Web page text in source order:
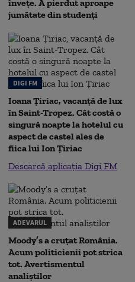
înveţe. A pierdut aproape
jumătate din studenţi
DIGI FM
Ioana Țiriac, vacanță de lux
în Saint-Tropez. Cât costă o
singură noapte la hotelul cu
aspect de castel ales de
fiica lui Ion Țiriac
Descarcă aplicația Digi FM
ADEVARUL
Moody’s a cruțat România.
Acum politicienii pot strica
tot. Avertismentul
analiștilor